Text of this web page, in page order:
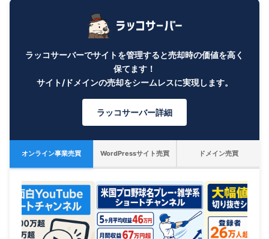
ラッコサーバーでサイトを管理すると売却時の価値を高く
保てます！
サイト/ドメインの売却をシームレスに実現します。
ラッコサーバー詳細
オンライン事業売買 WordPressサイト売買 ドメイン売買